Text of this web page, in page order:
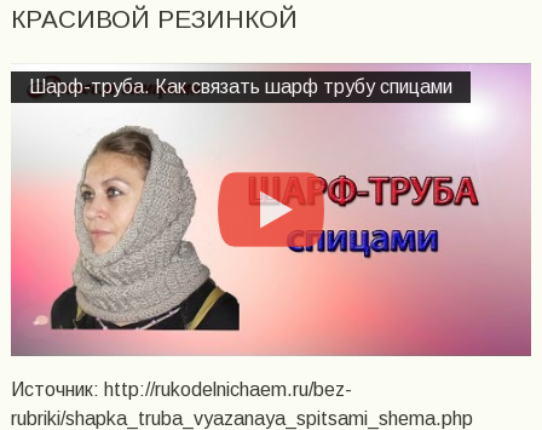
КРАСИВОЙ РЕЗИНКОЙ
Шарф-труба. Как связать шарф трубу спицами
Источник: http://rukodelnichaem.ru/bez-
rubriki/shapka_truba_vyazanaya_spitsami_shema.php